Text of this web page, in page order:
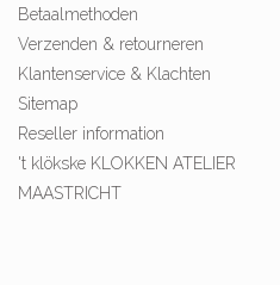
Betaalmethoden
Verzenden & retourneren
Klantenservice & Klachten
Sitemap
Reseller information
't klökske KLOKKEN ATELIER
MAASTRICHT